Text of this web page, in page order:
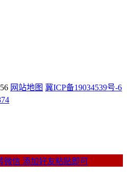
网站地图 冀ICP备19034539号-6
微信 添加好友粘贴即可